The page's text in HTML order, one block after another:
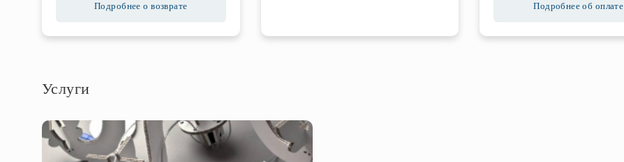
Подробнее о возврате Подробнее об оплате
Услуги